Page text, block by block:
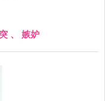
、 嫉妒